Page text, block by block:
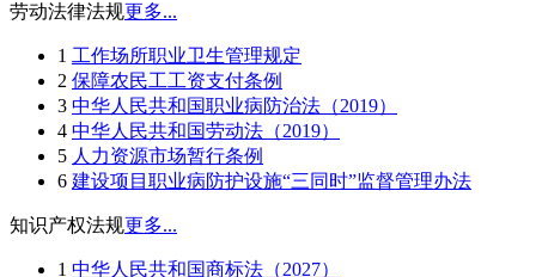
劳动法律法规更多...
1 工作场所职业卫生管理规定
2 保障农民工工资支付条例
3 中华人民共和国职业病防治法（2019）
4 中华人民共和国劳动法（2019）
5 人力资源市场暂行条例
6 建设项目职业病防护设施“三同时”监督管理办法
知识产权法规更多...
1 中华人民共和国商标法（2027）